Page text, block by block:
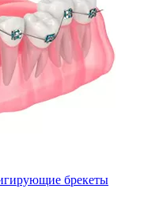
брекеты